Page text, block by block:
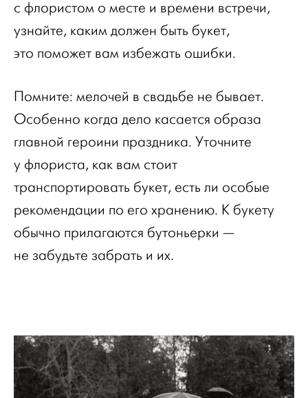
с флористом о месте и времени встречи,
узнайте, каким должен быть букет,
это поможет вам избежать ошибки.
Помните: мелочей в свадьбе не бывает.
Особенно когда дело касается образа
главной героини праздника. Уточните
у флориста, как вам стоит
транспортировать букет, есть ли особые
рекомендации по его хранению. К букету
обычно прилагаются бутоньерки —
не забудьте забрать и их.